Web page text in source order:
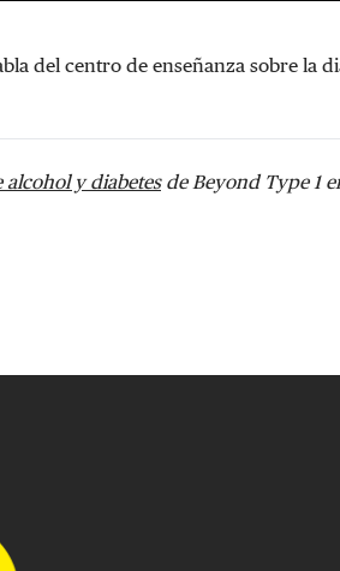
del centro de enseñanza sobre la
alcohol y diabetesde Beyond Type 1